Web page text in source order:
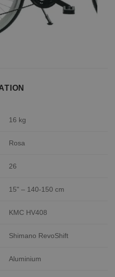
16 kg
Rosa
26
15" – 140-150 cm
KMC HV408
Shimano RevoShift
Aluminium